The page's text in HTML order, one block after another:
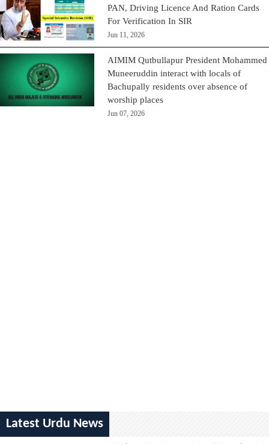
PAN, Driving Licence And Ration Cards
For Verification In SIR
Jun 11, 2026
AIMIM Qutbullapur President Mohammed
Muneeruddin interact with locals of
Bachupally residents over absence of
worship places
Jun 07, 2026
Latest Urdu News